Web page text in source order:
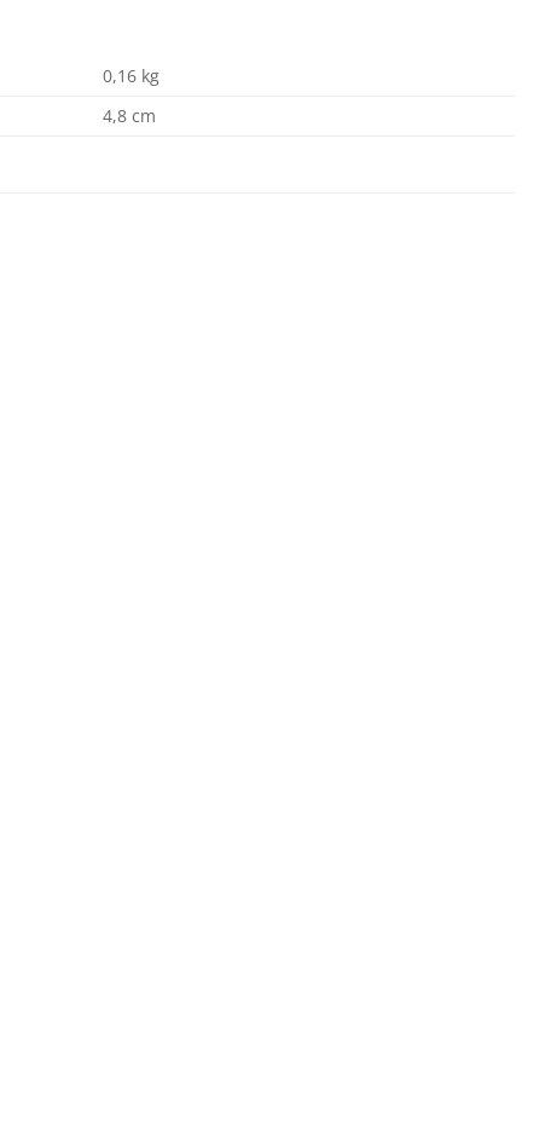
0,16 kg
4,8 cm